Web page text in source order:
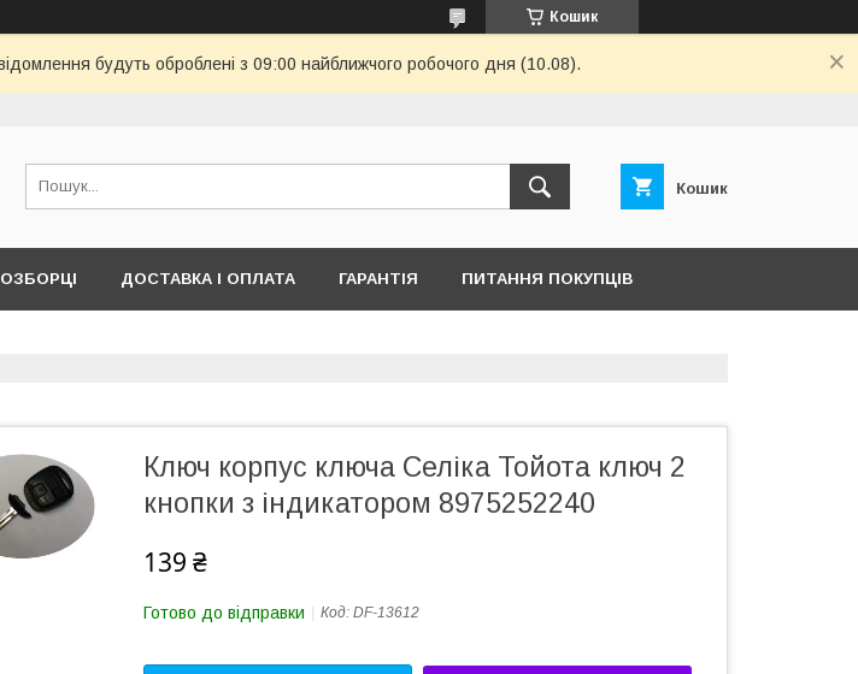
Кошик
будуть оброблені з 09:00 найближчого робочого дня (10.08).
Кошик
ДОСТАВКА І ОПЛАТА ГАРАНТІЯ ПИТАННЯ ПОКУПЦІВ
Ключ корпус ключа Селіка Тойота ключ 2
кнопки з індикатором 8975252240
139 ₴
Готово до відправки Код: DF-13612